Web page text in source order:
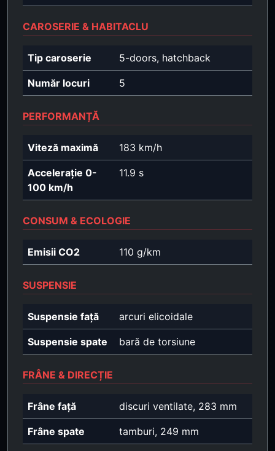
CAROSERIE & HABITACLU
Tip caroserie 5-doors, hatchback
Număr locuri 5
PERFORMANȚĂ
Viteză maximă 183 km/h
Accelerație 0-
100 km/h
11.9 s
CONSUM & ECOLOGIE
Emisii CO2 110 g/km
SUSPENSIE
Suspensie față arcuri elicoidale
Suspensie spate bară de torsiune
FRÂNE & DIRECȚIE
Frâne față discuri ventilate, 283 mm
Frâne spate tamburi, 249 mm